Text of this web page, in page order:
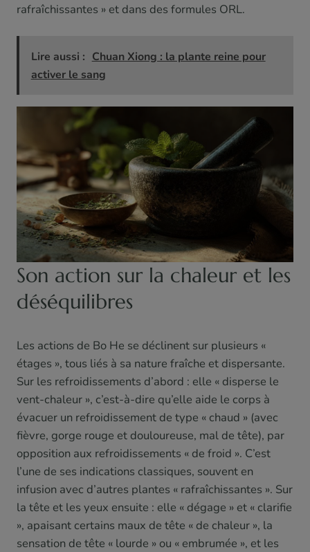
rafraîchissantes » et dans des formules ORL.
Lire aussi : Chuan Xiong : la plante reine pour
activer le sang
Son action sur la chaleur et les
déséquilibres
Les actions de Bo He se déclinent sur plusieurs «
étages », tous liés à sa nature fraîche et dispersante.
Sur les refroidissements d’abord : elle « disperse le
vent-chaleur », c’est-à-dire qu’elle aide le corps à
évacuer un refroidissement de type « chaud » (avec
fièvre, gorge rouge et douloureuse, mal de tête), par
opposition aux refroidissements « de froid ». C’est
l’une de ses indications classiques, souvent en
infusion avec d’autres plantes « rafraîchissantes ». Sur
la tête et les yeux ensuite : elle « dégage » et « clarifie
», apaisant certains maux de tête « de chaleur », la
sensation de tête « lourde » ou « embrumée », et les